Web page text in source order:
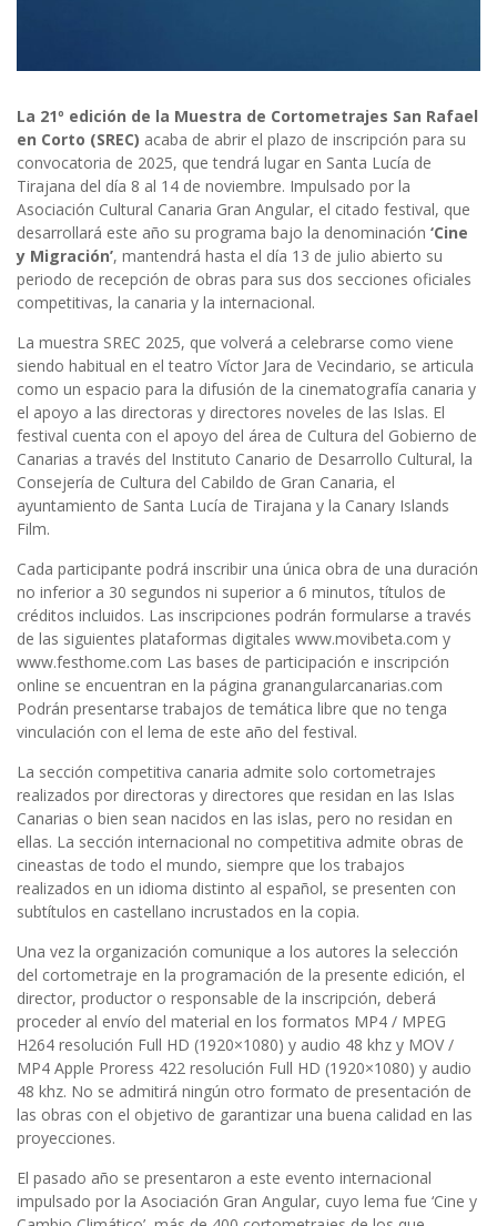
La 21º edición de la Muestra de Cortometrajes San Rafael
en Corto (SREC) acaba de abrir el plazo de inscripción para su
convocatoria de 2025, que tendrá lugar en Santa Lucía de
Tirajana del día 8 al 14 de noviembre. Impulsado por la
Asociación Cultural Canaria Gran Angular, el citado festival, que
desarrollará este año su programa bajo la denominación ‘Cine
y Migración’, mantendrá hasta el día 13 de julio abierto su
periodo de recepción de obras para sus dos secciones oficiales
competitivas, la canaria y la internacional.
La muestra SREC 2025, que volverá a celebrarse como viene
siendo habitual en el teatro Víctor Jara de Vecindario, se articula
como un espacio para la difusión de la cinematografía canaria y
el apoyo a las directoras y directores noveles de las Islas. El
festival cuenta con el apoyo del área de Cultura del Gobierno de
Canarias a través del Instituto Canario de Desarrollo Cultural, la
Consejería de Cultura del Cabildo de Gran Canaria, el
ayuntamiento de Santa Lucía de Tirajana y la Canary Islands
Film.
Cada participante podrá inscribir una única obra de una duración
no inferior a 30 segundos ni superior a 6 minutos, títulos de
créditos incluidos. Las inscripciones podrán formularse a través
de las siguientes plataformas digitales www.movibeta.com y
www.festhome.com Las bases de participación e inscripción
online se encuentran en la página granangularcanarias.com
Podrán presentarse trabajos de temática libre que no tenga
vinculación con el lema de este año del festival.
La sección competitiva canaria admite solo cortometrajes
realizados por directoras y directores que residan en las Islas
Canarias o bien sean nacidos en las islas, pero no residan en
ellas. La sección internacional no competitiva admite obras de
cineastas de todo el mundo, siempre que los trabajos
realizados en un idioma distinto al español, se presenten con
subtítulos en castellano incrustados en la copia.
Una vez la organización comunique a los autores la selección
del cortometraje en la programación de la presente edición, el
director, productor o responsable de la inscripción, deberá
proceder al envío del material en los formatos MP4 / MPEG
H264 resolución Full HD (1920×1080) y audio 48 khz y MOV /
MP4 Apple Proress 422 resolución Full HD (1920×1080) y audio
48 khz. No se admitirá ningún otro formato de presentación de
las obras con el objetivo de garantizar una buena calidad en las
proyecciones.
El pasado año se presentaron a este evento internacional
impulsado por la Asociación Gran Angular, cuyo lema fue ‘Cine y